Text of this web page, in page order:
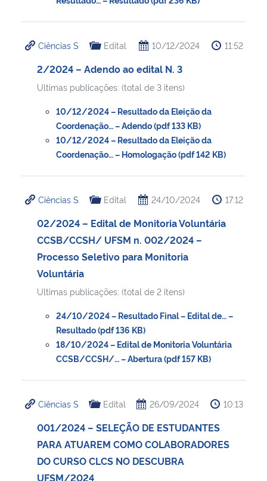
Ciências S Edital 10/12/2024 11:52
2/2024 – Adendo ao edital N. 3
Ultimas publicações: (total de 3 itens)
10/12/2024 – Resultado da Eleição da
Coordenação… – Adendo (pdf 133 KB)
10/12/2024 – Resultado da Eleição da
Coordenação… – Homologação (pdf 142 KB)
Ciências S Edital 24/10/2024 17:12
02/2024 – Edital de Monitoria Voluntária
CCSB/CCSH/ UFSM n. 002/2024 –
Processo Seletivo para Monitoria
Voluntária
Ultimas publicações: (total de 2 itens)
24/10/2024 – Resultado Final – Edital de… –
Resultado (pdf 136 KB)
18/10/2024 – Edital de Monitoria Voluntária
CCSB/CCSH/… – Abertura (pdf 157 KB)
Ciências S Edital 26/09/2024 10:13
001/2024 – SELEÇÃO DE ESTUDANTES
PARA ATUAREM COMO COLABORADORES
DO CURSO CLCS NO DESCUBRA
UFSM/2024